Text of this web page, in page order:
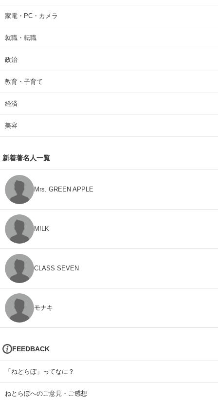
家電・PC・カメラ
就職・転職
政治
教育・子育て
経済
美容
新着著名人一覧
Mrs. GREEN APPLE
M!LK
CLASS SEVEN
モナキ
FEEDBACK
「ねとらぼ」ってなに？
ねとらぼへのご意見・ご感想